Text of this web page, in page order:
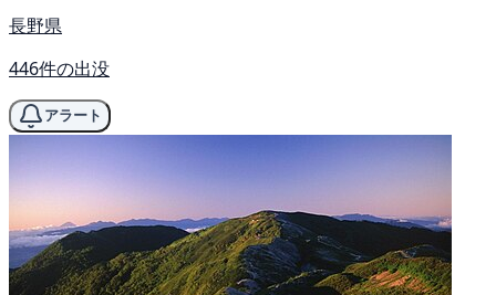
長野県
446件の出没
アラート